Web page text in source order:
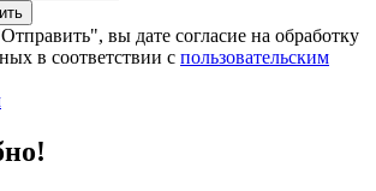
вы дате согласие на обработку
в соответствии с пользовательским